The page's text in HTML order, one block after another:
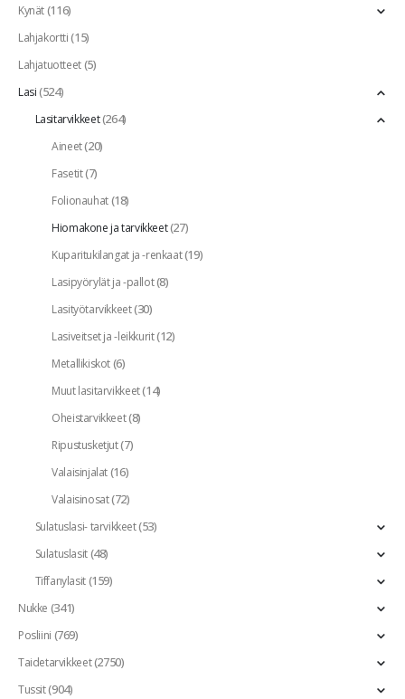
Kynät(116)
Lahjakortti(15)
Lahjatuotteet(5)
Lasi(524)
Lasitarvikkeet(264)
Aineet(20)
Fasetit(7)
Folionauhat(18)
Hiomakone ja tarvikkeet(27)
Kuparitukilangat ja -renkaat(19)
Lasipyörylät ja -pallot(8)
Lasityötarvikkeet(30)
Lasiveitset ja -leikkurit(12)
Metallikiskot(6)
Muut lasitarvikkeet(14)
Oheistarvikkeet(8)
Ripustusketjut(7)
Valaisinjalat(16)
Valaisinosat(72)
Sulatuslasi- tarvikkeet(53)
Sulatuslasit(48)
Tiffanylasit(159)
Nukke (341)
Posliini (769)
Taidetarvikkeet(2750)
Tussit(904)